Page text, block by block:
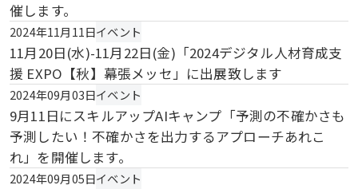
催します。
2024年11月11日イベント
11月20日(水)-11月22日(金)「2024デジタル人材育成支
援 EXPO【秋】幕張メッセ」に出展致します
2024年09月03日イベント
9月11日にスキルアップAIキャンプ「予測の不確かさも
予測したい！不確かさを出力するアプローチあれこ
れ」を開催します。
2024年09月05日イベント